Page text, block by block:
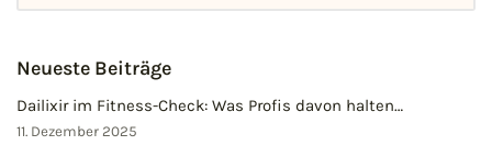
Neueste Beiträge
Dailixir im Fitness-Check: Was Profis davon halten…
11. Dezember 2025